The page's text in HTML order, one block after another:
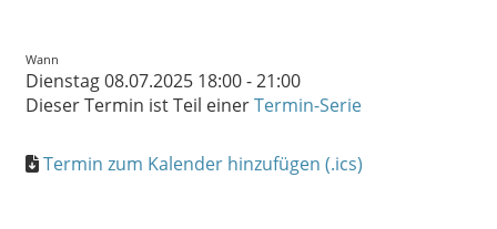
Wann
Dienstag 08.07.2025 18:00 - 21:00
Dieser Termin ist Teil einerTermin-Serie
Termin zum Kalender hinzufügen (.ics)